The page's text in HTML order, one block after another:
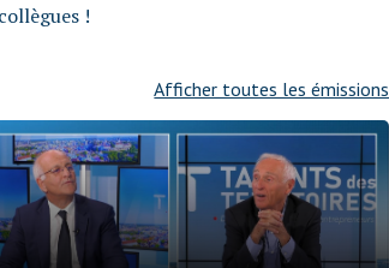
!
Afficher toutes les émissions